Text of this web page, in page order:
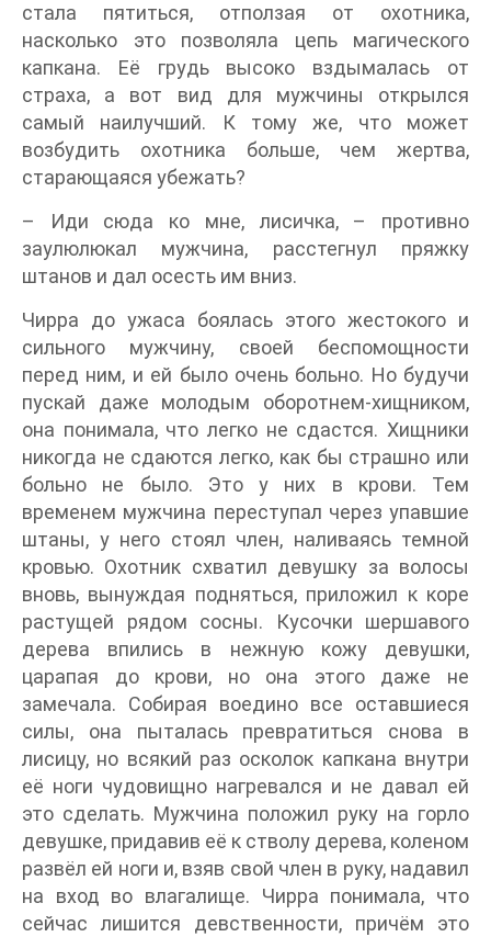
стала пятиться, отползая от охотника,
насколько это позволяла цепь магического
капкана. Её грудь высоко вздымалась от
страха, а вот вид для мужчины открылся
самый наилучший. К тому же, что может
возбудить охотника больше, чем жертва,
старающаяся убежать?
– Иди сюда ко мне, лисичка, – противно
заулюлюкал мужчина, расстегнул пряжку
штанов и дал осесть им вниз.
Чирра до ужаса боялась этого жестокого и
сильного мужчину, своей беспомощности
перед ним, и ей было очень больно. Но будучи
пускай даже молодым оборотнем-хищником,
она понимала, что легко не сдастся. Хищники
никогда не сдаются легко, как бы страшно или
больно не было. Это у них в крови. Тем
временем мужчина переступал через упавшие
штаны, у него стоял член, наливаясь темной
кровью. Охотник схватил девушку за волосы
вновь, вынуждая подняться, приложил к коре
растущей рядом сосны. Кусочки шершавого
дерева впились в нежную кожу девушки,
царапая до крови, но она этого даже не
замечала. Собирая воедино все оставшиеся
силы, она пыталась превратиться снова в
лисицу, но всякий раз осколок капкана внутри
её ноги чудовищно нагревался и не давал ей
это сделать. Мужчина положил руку на горло
девушке, придавив её к стволу дерева, коленом
развёл ей ноги и, взяв свой член в руку, надавил
на вход во влагалище. Чирра понимала, что
сейчас лишится девственности, причём это